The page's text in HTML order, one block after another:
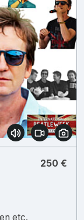
250 €
etc.